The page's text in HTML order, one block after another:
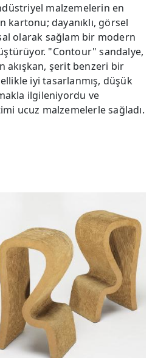
malzemelerin en
kartonu; dayanıklı, görsel
olarak sağlam bir modern
"Contour" sandalye,
akışkan, şerit benzeri bir
iyi tasarlanmış, düşük
ilgileniyordu ve
ucuz malzemelerle sağladı.